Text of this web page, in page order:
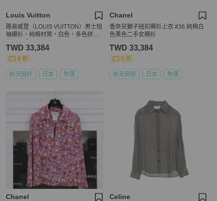
Louis Vuitton
路易威登（LOUIS VUITTON）男士短
袖襯衫，純棉材質，白色，多色拼
TWD 33,384
9 折
狀況良好 日本 免運
Chanel
香奈兒獅子紐扣襯衫上衣 #36 純棉白
色黑色二手女襯衫
TWD 33,384
9 折
狀況良好 日本 免運
Chanel Celine